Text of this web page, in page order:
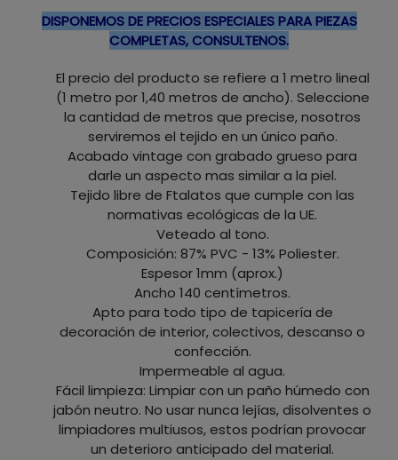
DISPONEMOS DE PRECIOS ESPECIALES PARA PIEZAS
COMPLETAS, CONSULTENOS.
El precio del producto se refiere a 1 metro lineal
(1 metro por 1,40 metros de ancho). Seleccione
la cantidad de metros que precise, nosotros
serviremos el tejido en un único paño.
Acabado vintage con grabado grueso para
darle un aspecto mas similar a la piel.
Tejido libre de Ftalatos que cumple con las
normativas ecológicas de la UE.
Veteado al tono.
Composición: 87% PVC - 13% Poliester.
Espesor 1mm (aprox.)
Ancho 140 centímetros.
Apto para todo tipo de tapicería de
decoración de interior, colectivos, descanso o
confección.
Impermeable al agua.
Fácil limpieza: Limpiar con un paño húmedo con
jabón neutro. No usar nunca lejías, disolventes o
limpiadores multiusos, estos podrían provocar
un deterioro anticipado del material.